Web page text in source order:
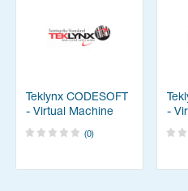
Teklynx CODESOFT
- Virtual Machine
(0)
-